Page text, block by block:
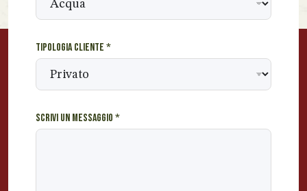
Tipologia cliente *
Scrivi un messaggio *